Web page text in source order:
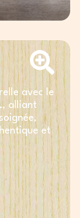
avec le
, alliant
et